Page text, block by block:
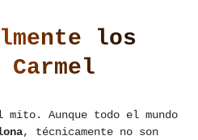
los
mito. Aunque todo el mundo
, técnicamente no son